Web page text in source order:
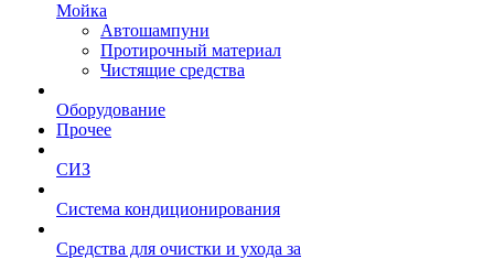
Мойка
Автошампуни
Протирочный материал
Чистящие средства
Оборудование
Прочее
СИЗ
Система кондиционирования
Средства для очистки и ухода за